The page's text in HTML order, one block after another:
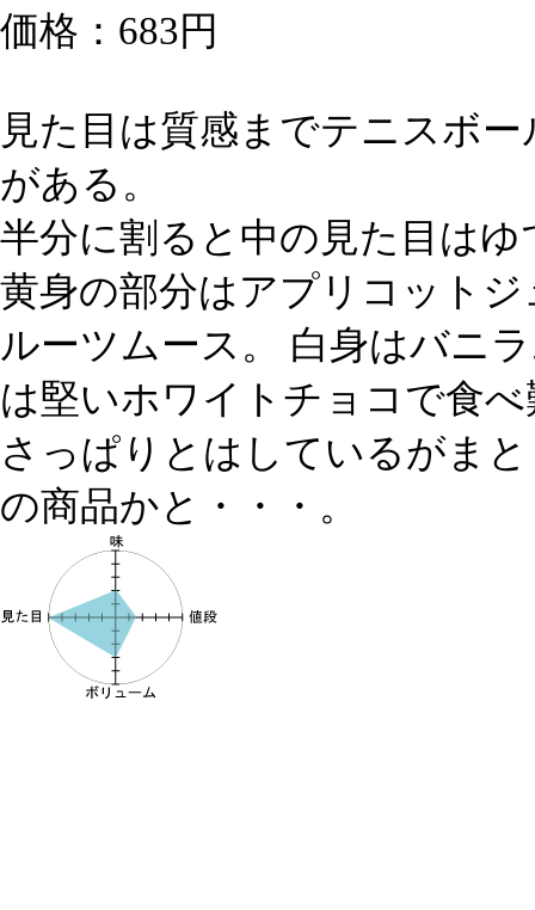
価格：683円
見た目は質感までテニスボ
がある。
半分に割ると中の見た目はゆ
黄身の部分はアプリコット
ルーツムース。 白身はバニ
は堅いホワイトチョコで食
さっぱりとはしているがま
の商品かと・・・。